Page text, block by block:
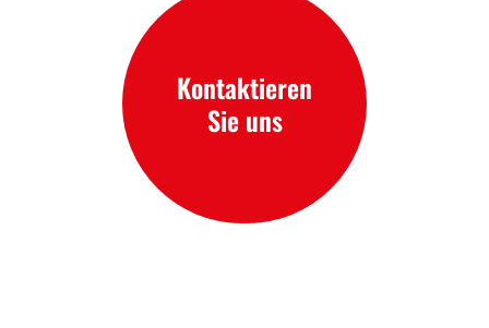
Kontaktieren
Sie uns